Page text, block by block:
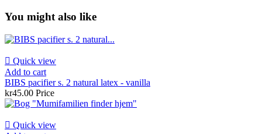
You might also like
 Quick view
Add to cart
BIBS pacifier s. 2 natural latex - vanilla
kr45.00 Price
 Quick view